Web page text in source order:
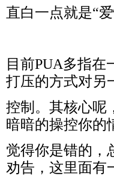
直白一点就是“
目前PUA多指
打压的方式对另
控制。其核心呢
暗暗的操控你的
觉得你是错的，
劝告，这里面有